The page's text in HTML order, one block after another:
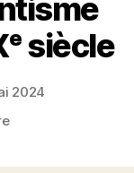
siècle
2024
sur